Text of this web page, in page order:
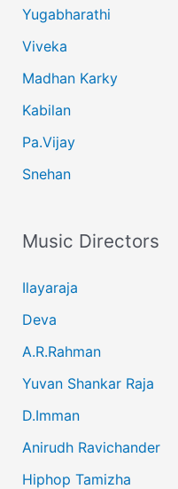
Yugabharathi
Viveka
Madhan Karky
Kabilan
Pa.Vijay
Snehan
Music Directors
Ilayaraja
Deva
A.R.Rahman
Yuvan Shankar Raja
D.Imman
Anirudh Ravichander
Hiphop Tamizha